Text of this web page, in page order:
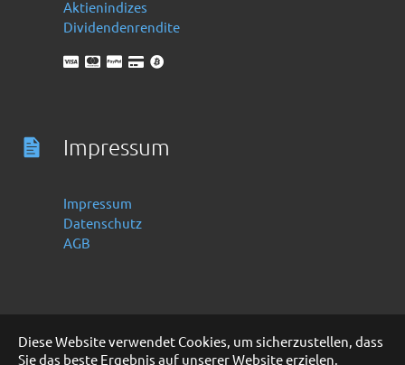
Diese Website verwendet Cookies, um sicherzustellen, dass
Sie das beste Ergebnis auf unserer Website erzielen.
Aktienindizes
Dividendenrendite
Impressum
Impressum
Datenschutz
AGB
Deutsch